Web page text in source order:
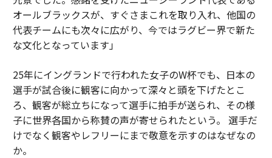
オールブラックスが、すぐさまこれを取り入れ、他国の
代表チームにも次々に広がり、今ではラグビー界で新た
な文化となっています」
25年にイングランドで行われた女子のW杯でも、日本の
選手が試合後に観客に向かって深々と頭を下げたとこ
ろ、観客が総立ちになって選手に拍手が送られ、その様
子に世界各国から称賛の声が寄せられたという。 選手だ
けでなく観客やレフリーにまで敬意を示すのはなぜなの
か。